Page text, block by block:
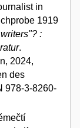
in
1919
:
.
2024,
des
978-3-8260-